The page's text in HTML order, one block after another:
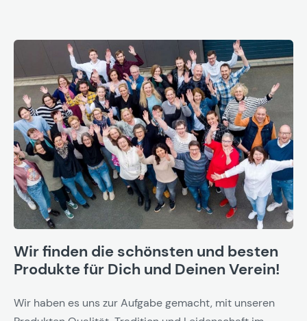
Wir finden die schönsten und besten
Produkte für Dich und Deinen Verein!
Wir haben es uns zur Aufgabe gemacht, mit unseren